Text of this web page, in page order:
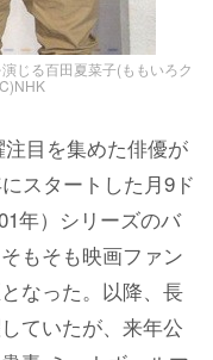
じる百田夏菜子(ももいろク
目を集めた俳優が
スタートした月9ド
年）シリーズのバ
もそも映画ファン
なった。以降、長
ていたが、来年公